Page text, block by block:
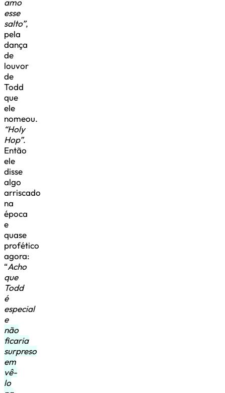
amo
esse
salto”,
pela
dança
de
louvor
de
Todd
que
ele
nomeou.
“Holy
Hop”.
Então
ele
disse
algo
arriscado
na
época
e
quase
profético
agora:
“Acho
que
Todd
é
especial
e
não
ficaria
surpreso
em
vê-
lo